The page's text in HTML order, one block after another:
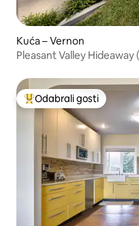
Kuća – Vernon
Pleasant Valley
Među najviše
Odabrali gosti